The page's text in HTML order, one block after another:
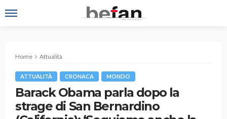
Home Attualità
ATTUALITÀ CRONACA MONDO
Barack Obama parla dopo la
strage di San Bernardino